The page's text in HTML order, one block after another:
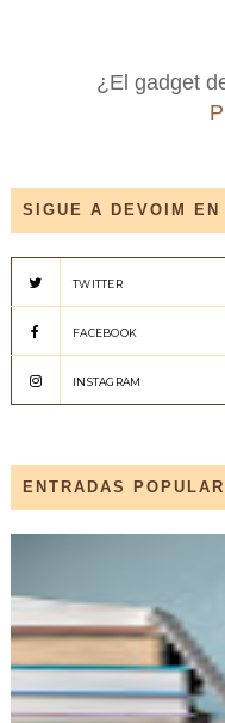
¿El gadget
SIGUE A DEVOIM EN
TWITTER
FACEBOOK
INSTAGRAM
ENTRADAS